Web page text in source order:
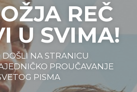
REČ
U SVIMA!
NA STRANICU
PROUČAVANJE
PISMA